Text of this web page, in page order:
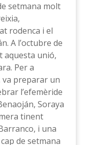
setmana molt
rodenca i el
A l’octubre de
aquesta unió,
Per a
va preparar un
l’efemèride
Soraya
tinent
i una
de setmana